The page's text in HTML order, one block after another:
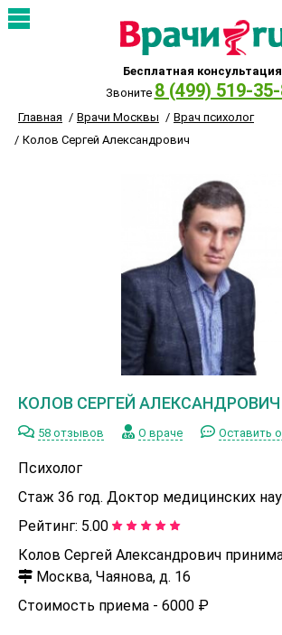
Бесплатная консультация
Звоните 8 (499) 519-
Главная Врачи Москвы
Врач психолог
Колов Сергей Александрович
КОЛОВ СЕРГЕЙ АЛЕКСАНДРОВИЧ
58 отзывов О враче Оставить
Психолог
Стаж 36 год. Доктор медицинских
Рейтинг: 5.00
Колов Сергей Александрович
Москва, Чаянова, д. 16
Стоимость приема - 6000 ₽